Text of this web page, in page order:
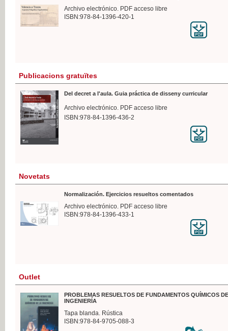
Archivo electrónico. PDF acceso libre
ISBN:978-84-1396-420-1
Publicacions gratuïtes
Del decret a l'aula. Guia práctica de disseny curricular
Archivo electrónico. PDF acceso libre
ISBN:978-84-1396-436-2
Novetats
Normalización. Ejercicios resueltos comentados
Archivo electrónico. PDF acceso libre
ISBN:978-84-1396-433-1
Outlet
PROBLEMAS RESUELTOS DE FUNDAMENTOS QUÍMICOS
INGENIERÍA
Tapa blanda. Rústica
ISBN:978-84-9705-088-3